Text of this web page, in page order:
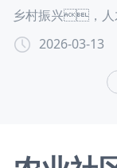
乡村振兴，人
证、人才升
求，国家政
2026-03-13